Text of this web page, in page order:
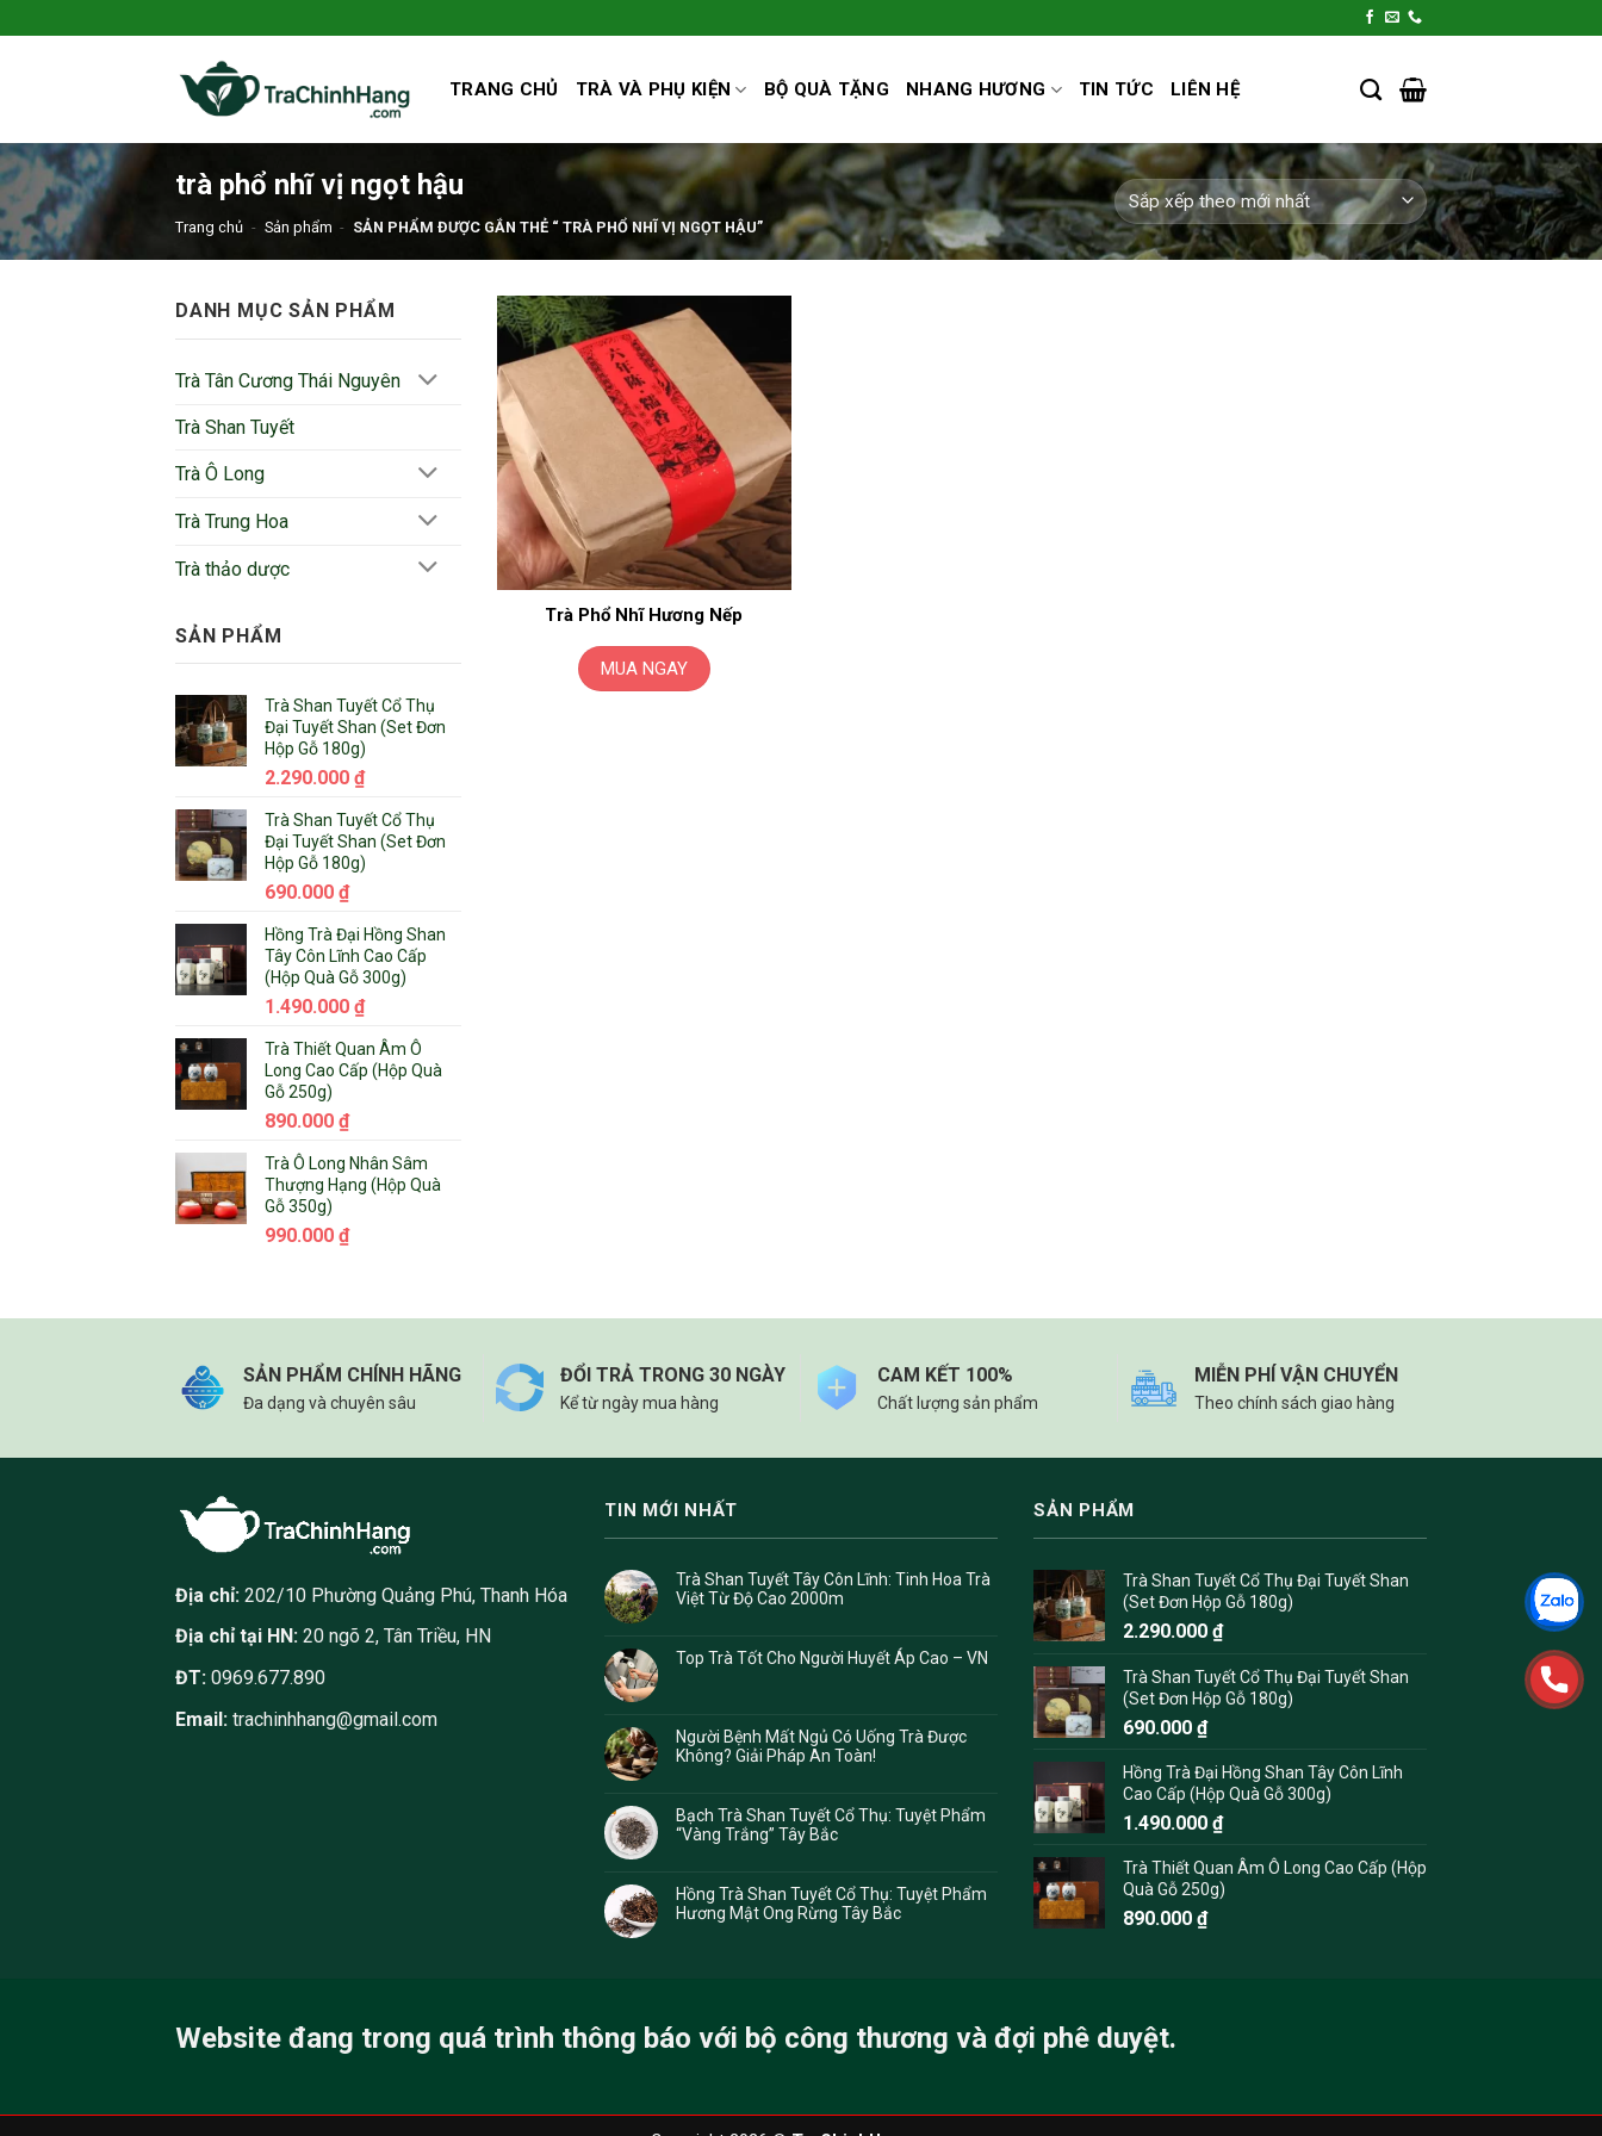
qua
TRANG CHỦ TRÀ VÀ PHỤ KIỆN BỘ QUÀ TẶNG NHANG HƯƠNG TIN TỨC LIÊN HỆ
trà phổ nhĩ vị ngọt hậu
Trang chủ - Sản phẩm - SẢN PHẨM ĐƯỢC GẮN THẺ “ TRÀ PHỔ NHĨ VỊ NGỌT HẬU”
DANH MỤC SẢN PHẨM
Trà Tân Cương Thái Nguyên
Trà Shan Tuyết
Trà Ô Long
Trà Trung Hoa
Trà thảo dược
SẢN PHẨM
Trà Shan Tuyết Cổ Thụ
Đại Tuyết Shan (Set Đơn
Hộp Gỗ 180g)
2.290.000 ₫
Trà Shan Tuyết Cổ Thụ
Đại Tuyết Shan (Set Đơn
Hộp Gỗ 180g)
690.000 ₫
Hồng Trà Đại Hồng Shan
Tây Côn Lĩnh Cao Cấp
(Hộp Quà Gỗ 300g)
1.490.000 ₫
Trà Thiết Quan Âm Ô
Long Cao Cấp (Hộp Quà
Gỗ 250g)
890.000 ₫
Trà Ô Long Nhân Sâm
Thượng Hạng (Hộp Quà
Gỗ 350g)
990.000 ₫
Trà Phổ Nhĩ Hương Nếp
MUA NGAY
SẢN PHẨM CHÍNH HÃNG
Đa dạng và chuyên sâu
ĐỔI TRẢ TRONG 30 NGÀY
Kể từ ngày mua hàng
CAM KẾT 100%
Chất lượng sản phẩm
MIỄN PHÍ VẬN CHUYỂN
Theo chính sách giao hàng
Địa chỉ: 202/10 Phường Quảng Phú, Thanh Hóa
Địa chỉ tại HN: 20 ngõ 2, Tân Triều, HN
ĐT: 0969.677.890
Email: trachinhhang@gmail.com
TIN MỚI NHẤT
Trà Shan Tuyết Tây Côn Lĩnh: Tinh Hoa Trà
Việt Từ Độ Cao 2000m
Top Trà Tốt Cho Người Huyết Áp Cao – VN
Người Bệnh Mất Ngủ Có Uống Trà Được
Không? Giải Pháp An Toàn!
Bạch Trà Shan Tuyết Cổ Thụ: Tuyệt Phẩm
“Vàng Trắng” Tây Bắc
Hồng Trà Shan Tuyết Cổ Thụ: Tuyệt Phẩm
Hương Mật Ong Rừng Tây Bắc
SẢN PHẨM
Trà Shan Tuyết Cổ Thụ Đại Tuyết Shan
(Set Đơn Hộp Gỗ 180g)
2.290.000 ₫
Trà Shan Tuyết Cổ Thụ Đại Tuyết Shan
(Set Đơn Hộp Gỗ 180g)
690.000 ₫
Hồng Trà Đại Hồng Shan Tây Côn Lĩnh
Cao Cấp (Hộp Quà Gỗ 300g)
1.490.000 ₫
Trà Thiết Quan Âm Ô Long Cao Cấp (Hộp
Quà Gỗ 250g)
890.000 ₫
Website đang trong quá trình thông báo với bộ công thương và đợi phê duyệt.